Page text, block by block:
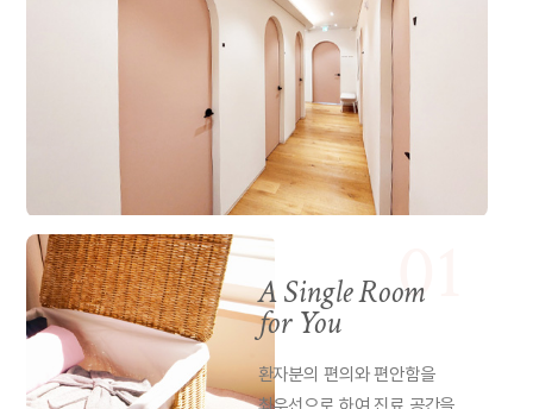
01
A Single Room
for You
환자분의 편의와 편안함을